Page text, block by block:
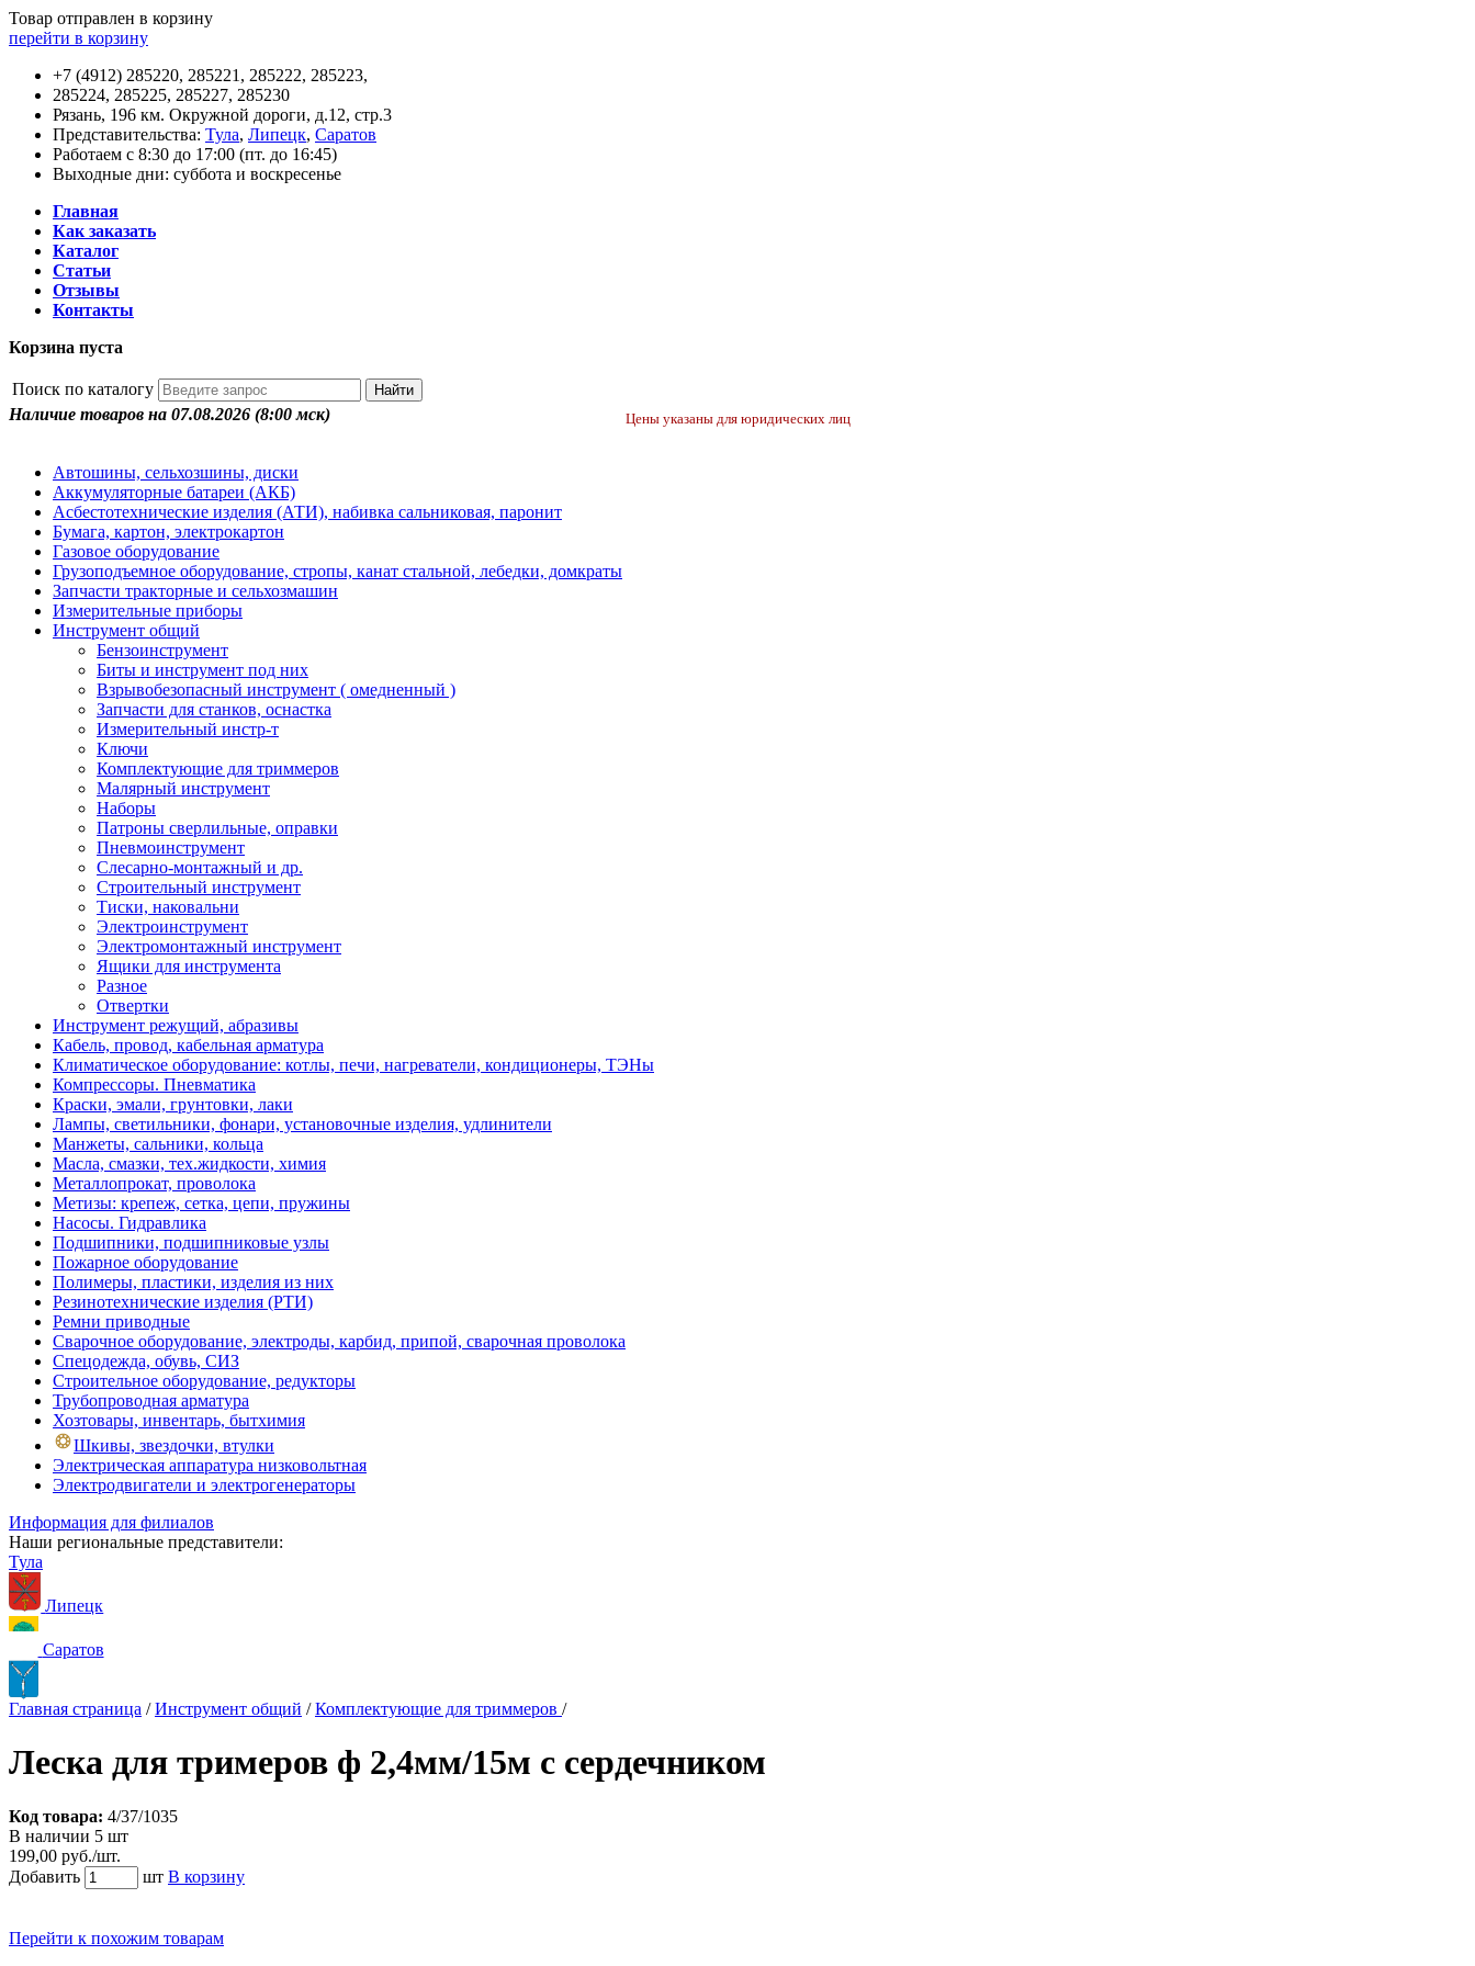
Товар отправлен в корзину
перейти в корзину
+7 (4912) 285220, 285221, 285222, 285223,
285224, 285225, 285227, 285230
Рязань, 196 км. Окружной дороги, д.12, стр.3
Представительства: Тула, Липецк, Саратов
Работаем с 8:30 до 17:00 (пт. до 16:45)
Выходные дни: суббота и воскресенье
Главная
Как заказать
Каталог
Статьи
Отзывы
Контакты
Корзина пуста
Поиск по каталогу
Наличие товаров на 07.08.2026 (8:00 мск) Цены указаны для юридических лиц
Автошины, сельхозшины, диски
Аккумуляторные батареи (АКБ)
Асбестотехнические изделия (АТИ), набивка сальниковая, паронит
Бумага, картон, электрокартон
Газовое оборудование
Грузоподъемное оборудование, стропы, канат стальной, лебедки, домкраты
Запчасти тракторные и сельхозмашин
Измерительные приборы
Инструмент общий
Бензоинструмент
Биты и инструмент под них
Взрывобезопасный инструмент ( омедненный )
Запчасти для станков, оснастка
Измерительный инстр-т
Ключи
Комплектующие для триммеров
Малярный инструмент
Наборы
Патроны сверлильные, оправки
Пневмоинструмент
Слесарно-монтажный и др.
Строительный инструмент
Тиски, наковальни
Электроинструмент
Электромонтажный инструмент
Ящики для инструмента
Разное
Отвертки
Инструмент режущий, абразивы
Кабель, провод, кабельная арматура
Климатическое оборудование: котлы, печи, нагреватели, кондиционеры, ТЭНы
Компрессоры. Пневматика
Краски, эмали, грунтовки, лаки
Лампы, светильники, фонари, установочные изделия, удлинители
Манжеты, сальники, кольца
Масла, смазки, тех.жидкости, химия
Металлопрокат, проволока
Метизы: крепеж, сетка, цепи, пружины
Насосы. Гидравлика
Подшипники, подшипниковые узлы
Пожарное оборудование
Полимеры, пластики, изделия из них
Резинотехнические изделия (РТИ)
Ремни приводные
Сварочное оборудование, электроды, карбид, припой, сварочная проволока
Спецодежда, обувь, СИЗ
Строительное оборудование, редукторы
Трубопроводная арматура
Хозтовары, инвентарь, бытхимия
Шкивы, звездочки, втулки
Электрическая аппаратура низковольтная
Электродвигатели и электрогенераторы
Информация для филиалов
Наши региональные представители:
Тула
Липецк
Саратов
Главная страница / Инструмент общий / Комплектующие для триммеров /
Леска для тримеров ф 2,4мм/15м с сердечником
Код товара: 4/37/1035
В наличии 5 шт
199,00 руб./шт.
Добавить
шт В корзину
Перейти к похожим товарам